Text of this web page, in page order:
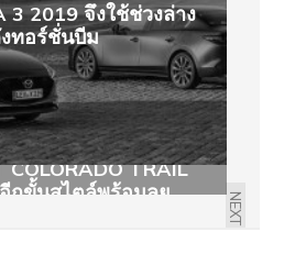
3 2019 จึงใช้ช่วงล่าง
ทอร์ชั่นบีม
NEXT
COLORADO TRAIL
กขั้นสไตล์พร้อมลุย